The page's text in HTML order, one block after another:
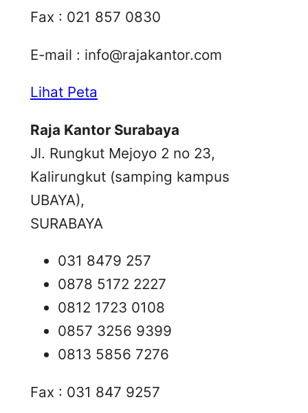
Fax : 021 857 0830
E-mail : info@rajakantor.com
Lihat Peta
Raja Kantor Surabaya
Jl. Rungkut Mejoyo 2 no 23,
Kalirungkut (samping kampus
UBAYA),
SURABAYA
031 8479 257
0878 5172 2227
0812 1723 0108
0857 3256 9399
0813 5856 7276
Fax : 031 847 9257